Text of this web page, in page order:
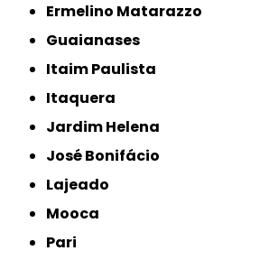
Ermelino Matarazzo
Guaianases
Itaim Paulista
Itaquera
Jardim Helena
José Bonifácio
Lajeado
Mooca
Pari